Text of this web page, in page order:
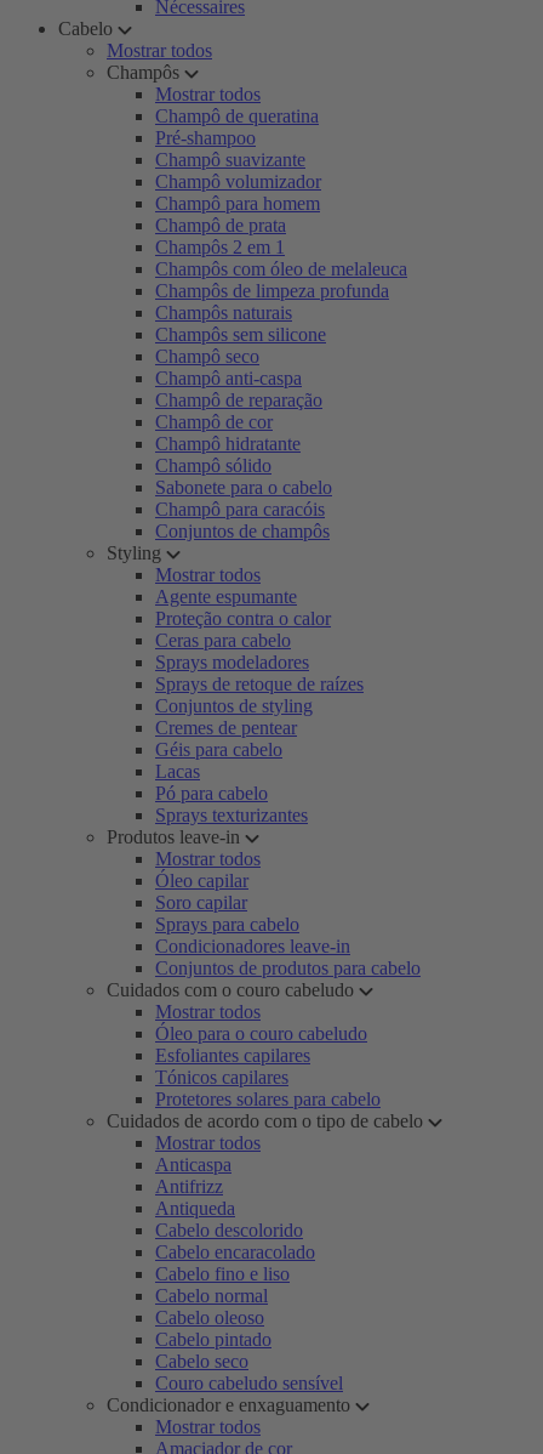
Nécessaires
Cabelo
Mostrar todos
Champôs
Mostrar todos
Champô de queratina
Pré-shampoo
Champô suavizante
Champô volumizador
Champô para homem
Champô de prata
Champôs 2 em 1
Champôs com óleo de melaleuca
Champôs de limpeza profunda
Champôs naturais
Champôs sem silicone
Champô seco
Champô anti-caspa
Champô de reparação
Champô de cor
Champô hidratante
Champô sólido
Sabonete para o cabelo
Champô para caracóis
Conjuntos de champôs
Styling
Mostrar todos
Agente espumante
Proteção contra o calor
Ceras para cabelo
Sprays modeladores
Sprays de retoque de raízes
Conjuntos de styling
Cremes de pentear
Géis para cabelo
Lacas
Pó para cabelo
Sprays texturizantes
Produtos leave-in
Mostrar todos
Óleo capilar
Soro capilar
Sprays para cabelo
Condicionadores leave-in
Conjuntos de produtos para cabelo
Cuidados com o couro cabeludo
Mostrar todos
Óleo para o couro cabeludo
Esfoliantes capilares
Tónicos capilares
Protetores solares para cabelo
Cuidados de acordo com o tipo de cabelo
Mostrar todos
Anticaspa
Antifrizz
Antiqueda
Cabelo descolorido
Cabelo encaracolado
Cabelo fino e liso
Cabelo normal
Cabelo oleoso
Cabelo pintado
Cabelo seco
Couro cabeludo sensível
Condicionador e enxaguamento
Mostrar todos
Amaciador de cor